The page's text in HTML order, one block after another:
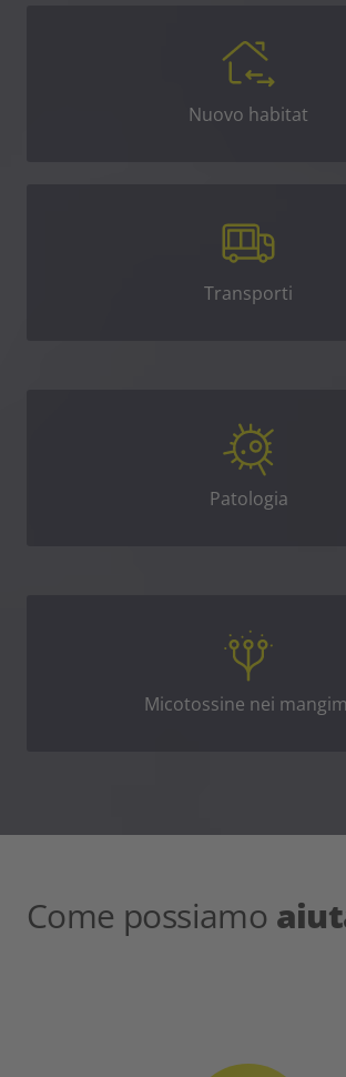
Nuovo habitat
Transporti
Patologia
Micotossine nei
Come possiamo